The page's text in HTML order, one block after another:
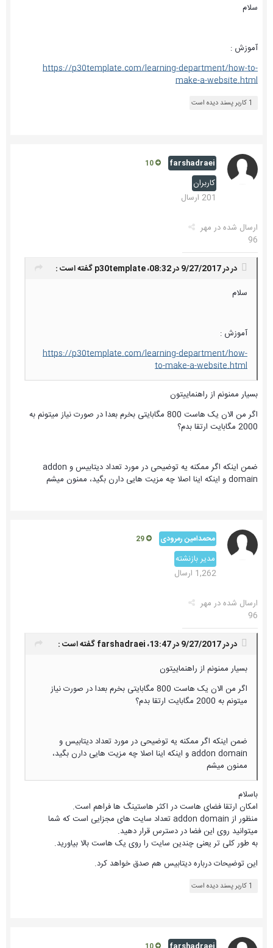
سلام
آموزش :
https://p30template.com/learning-department/how-to-
make-a-website.html
1 کاربر پسند دیده است
farshadraei
کاربران
201 ارسال
ارسال شده در مهر
96
در در 9/27/2017 در 08:32، p30templateگفته است :
سلام
آموزش :
https://p30template.com/learning-department/how-
to-make-a-website.html
بسیار ممنونم از راهنماییتون
اگر من الان یک هاست 800 مگابایتی بخرم بعدا در صورت نیاز میتونم به
2000 مگابایت ارتقا بدم؟
ضمن اینکه اگر ممکنه یه توضیحی در مورد تعداد دیتابیس و addon
domain و اینکه اینا اصلا چه مزیت هایی دارن بگید، ممنون میشم
محمدامین رمرودی
مدیر بازنشته
1,262 ارسال
ارسال شده در مهر
96
در در 9/27/2017 در 13:47، farshadraeiگفته است :
بسیار ممنونم از راهنماییتون
اگر من الان یک هاست 800 مگابایتی بخرم بعدا در صورت نیاز
میتونم به 2000 مگابایت ارتقا بدم؟
ضمن اینکه اگر ممکنه یه توضیحی در مورد تعداد دیتابیس و
addon domain و اینکه اینا اصلا چه مزیت هایی دارن بگید،
ممنون میشم
باسلام
امکان ارتقا فضای هاست در اکثر هاستینگ ها فراهم است.
منظور از addon domain تعداد سایت های مجزایی است که شما
میتوانید روی این فضا در دسترس قرار دهید.
به طور کلی تر یعنی چندین سایت را روی یک هاست بالا بیاورید.
این توضیحات درباره دیتابیس هم صدق خواهد کرد.
1 کاربر پسند دیده است